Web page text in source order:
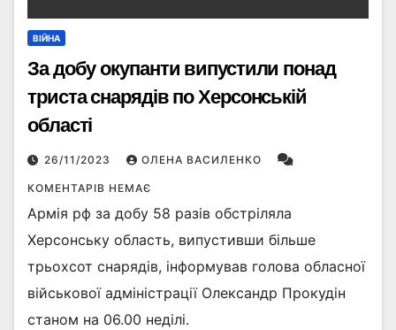
ВІЙНА
За добу окупанти випустили понад
триста снарядів по Херсонській
області
26/11/2023 ОЛЕНА ВАСИЛЕНКО
КОМЕНТАРІВ НЕМАЄ
Армія рф за добу 58 разів обстріляла
Херсонську область, випустивши більше
трьохсот снарядів, інформував голова обласної
військової адміністрації Олександр Прокудін
станом на 06.00 неділі.